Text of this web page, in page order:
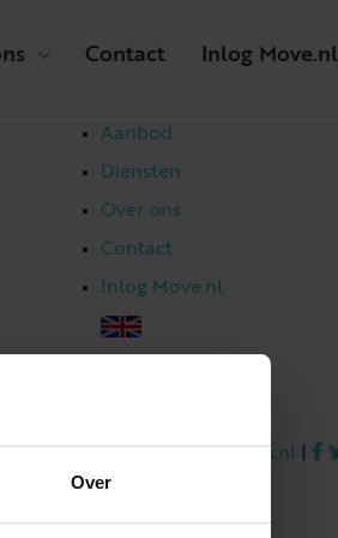
Over
Contact Inlog Move.nl
Aanbod
Diensten
Over ons
Contact
Inlog Move.nl
info@netmakelaars.nl